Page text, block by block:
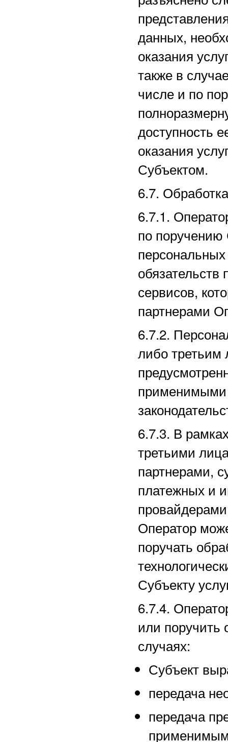
данных,
оказания
также в
числе и по
доступность
оказания
Субъектом.
6.7.
6.7.1.
по поручению
обязательств
сервисов,
партнерами
6.7.2.
либо третьим
6.7.3. В
третьими
партнерами,
платежных и
Оператор
поручать
Субъекту
6.7.4.
или поручить
случаях:
Субъект
передача
передача
применимым